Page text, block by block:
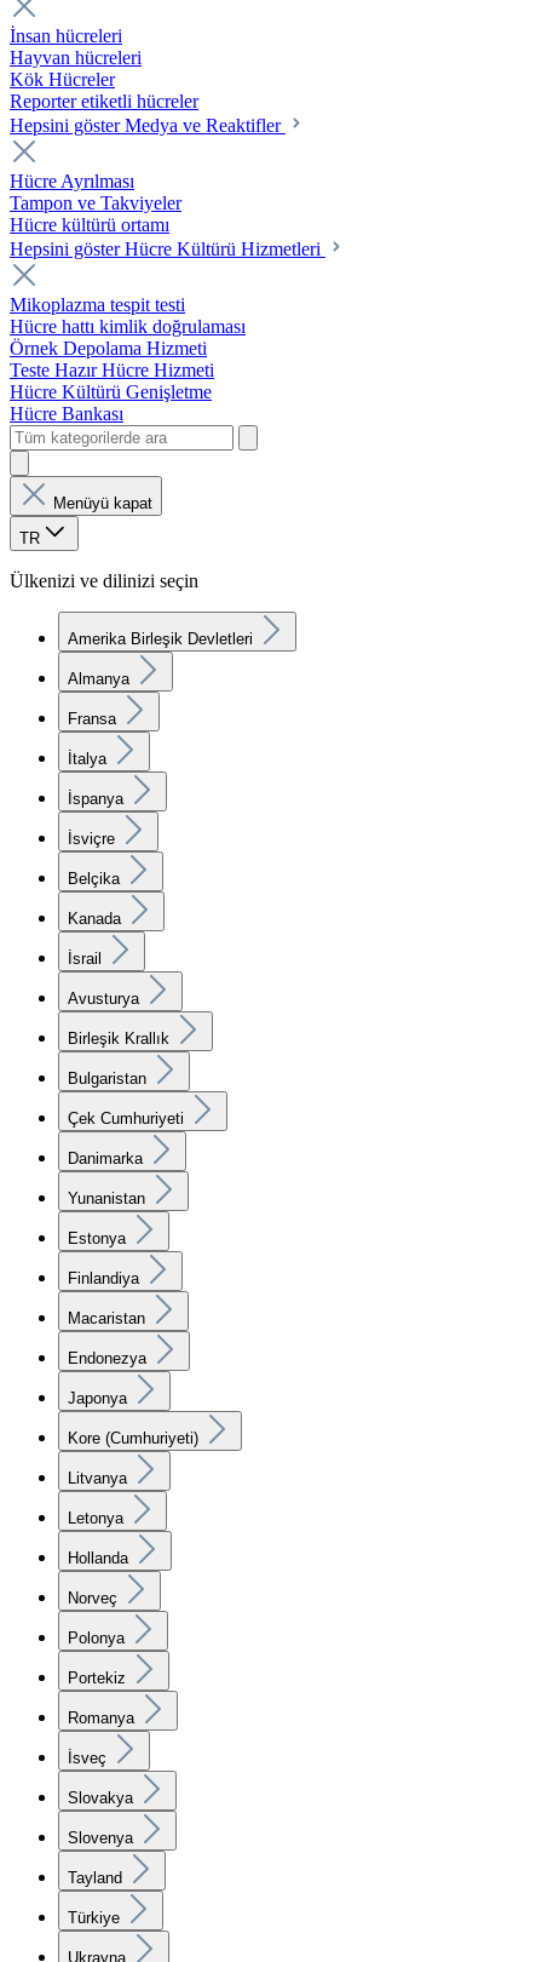
İnsan hücreleri
Hayvan hücreleri
Kök Hücreler
Reporter etiketli hücreler
Hepsini göster Medya ve Reaktifler
Hücre Ayrılması
Tampon ve Takviyeler
Hücre kültürü ortamı
Hepsini göster Hücre Kültürü Hizmetleri
Mikoplazma tespit testi
Hücre hattı kimlik doğrulaması
Örnek Depolama Hizmeti
Teste Hazır Hücre Hizmeti
Hücre Kültürü Genişletme
Hücre Bankası
Menüyü kapat
TR
Ülkenizi ve dilinizi seçin
Amerika Birleşik Devletleri
Almanya
Fransa
İtalya
İspanya
İsviçre
Belçika
Kanada
İsrail
Avusturya
Birleşik Krallık
Bulgaristan
Çek Cumhuriyeti
Danimarka
Yunanistan
Estonya
Finlandiya
Macaristan
Endonezya
Japonya
Kore (Cumhuriyeti)
Litvanya
Letonya
Hollanda
Norveç
Polonya
Portekiz
Romanya
İsveç
Slovakya
Slovenya
Tayland
Türkiye
Ukrayna